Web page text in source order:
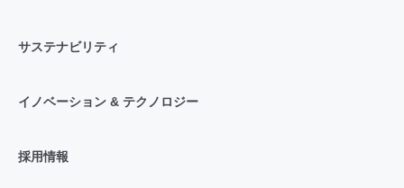
サステナビリティ
イノベーション & テクノロジー
採用情報